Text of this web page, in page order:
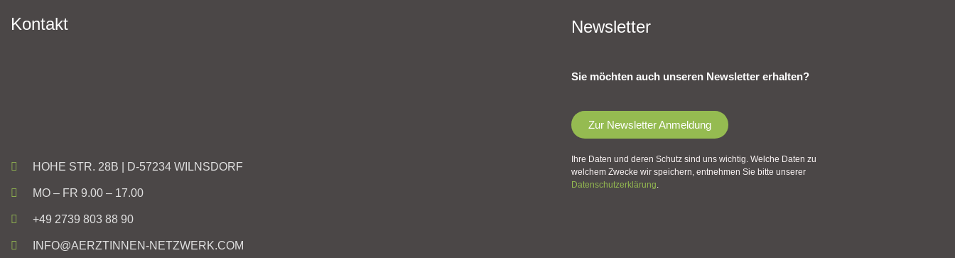
Kontakt
HOHE STR. 28B | D-57234 WILNSDORF
MO – FR 9.00 – 17.00
+49 2739 803 88 90
INFO@AERZTINNEN-NETZWERK.COM
Newsletter
Sie möchten auch unseren Newsletter erhalten?
Zur Newsletter Anmeldung
Ihre Daten und deren Schutz sind uns wichtig. Welche Daten zu
welchem Zwecke wir speichern, entnehmen Sie bitte unserer
Datenschutzerklärung